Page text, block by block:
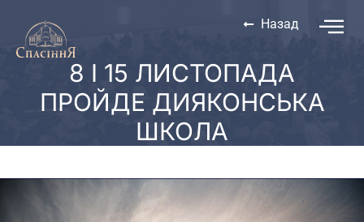
Назад
8 І 15 ЛИСТОПАДА
ПРОЙДЕ ДИЯКОНСЬКА
ШКОЛА